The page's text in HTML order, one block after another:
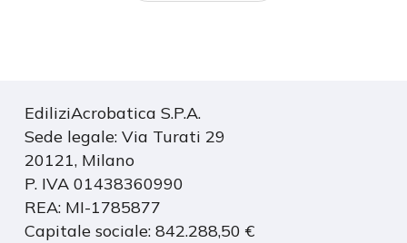
EdiliziAcrobatica S.P.A.
Sede legale: Via Turati 29
20121, Milano
P. IVA 01438360990
REA: MI-1785877
Capitale sociale: 842.288,50 €